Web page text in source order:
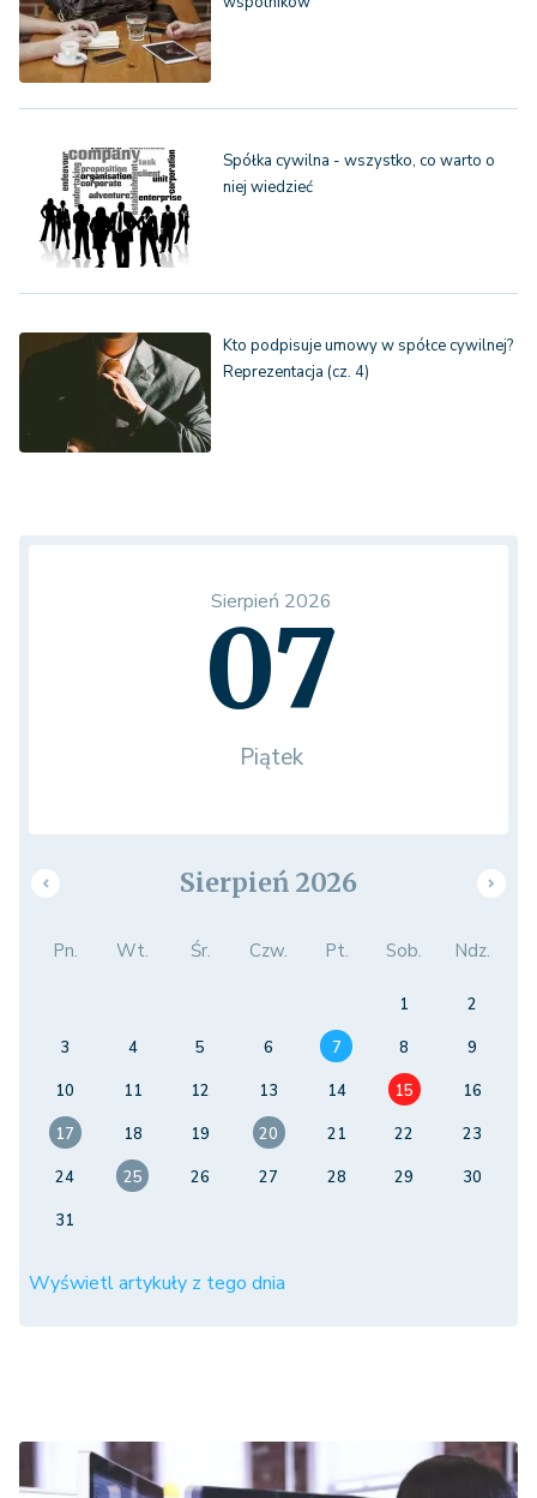
Spółka cywilna - wszystko, co warto o
niej wiedzieć
Kto podpisuje umowy w spółce cywilnej?
Reprezentacja (cz. 4)
Sierpień 2026
07
Piątek
Sierpień 2026
Pn. Wt. Śr. Czw. Pt. Sob. Ndz.
1
2
3
4 5 6 7 8
9
10
11 12 13 14 15
16
17
18 19 20 21 22
23
24
25 26 27 28 29
30
31
Wyświetl artykuły z tego dnia